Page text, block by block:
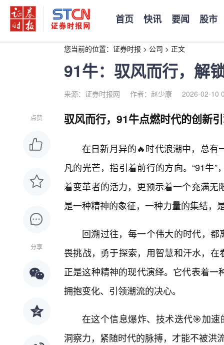
首页 快讯 要闻 股市
您当前的位置： 证券时报 > 公司 > 正文
91牛：驭风而行，解
来源：证券时报网 作者：赵少康 2026-02-10
点赞
分享
驭风而行，91牛点燃时代的创新
在日新月异的🔥时代浪潮中，总有
凡的光芒，指引着前行的方向。“91牛
着变革者的活力，更预示着一个充满
是一种精神的象征，一种力量的集结，
回溯过往，每一个伟大的时代，都
畏挑战，勇于探索，用智慧和汗水，在
正是这种精神的现代演绎。它代表着
拥抱变化、引领潮流的决心。
在这个信息爆炸、技术迭代🎯加速
洞察力，紧随时代的脉搏，才能不被洪